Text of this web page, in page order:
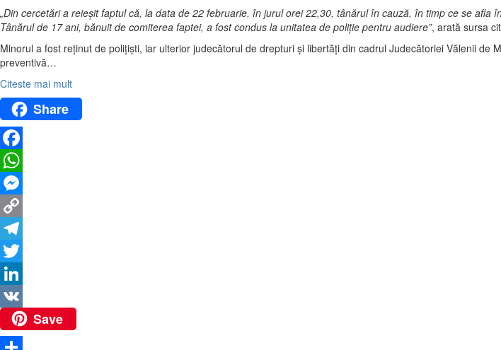
„Din cercetări a reieşit faptul că, la data de 22 februarie, în jurul orei 22,30, tânărul în cauză, în timp ce se
Tânărul de 17 ani, bănuit de comiterea faptei, a fost condus la unitatea de poliţie pentru audiere”, arată sursa
Minorul a fost reţinut de poliţişti, iar ulterior judecătorul de drepturi şi libertăţi din cadrul Judecătoriei Vălenii
preventivă…
Citeste mai mult
Share
Facebook
WhatsApp
Messenger
Copy
Link
Telegram
Twitter
LinkedIn
VK
Save